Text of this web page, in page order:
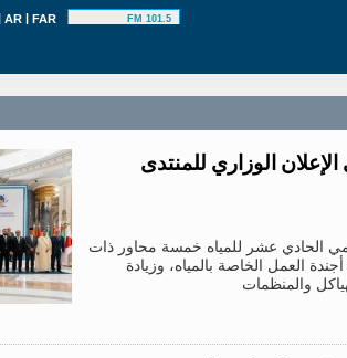
AR | FAR 101.5 FM
الوزاري للمنتدى
الحادي عشر للمياه خمسة محاور ذات
العمل الخاصة بالمياه، وزيادة
والمنظمات